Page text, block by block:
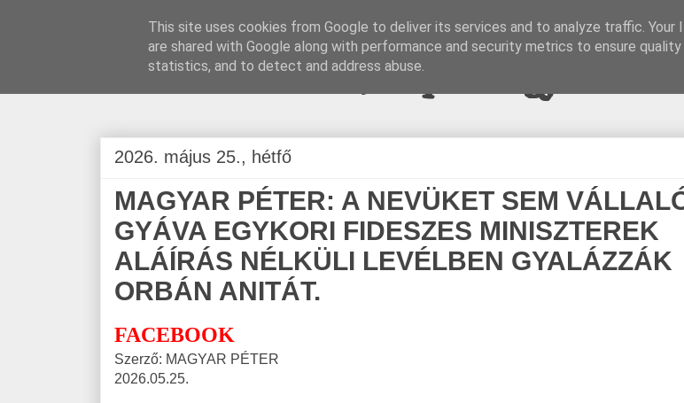
BLOGÁSZAT, napi blogjava
2026. május 25., hétfő
MAGYAR PÉTER: A NEVÜKET SEM
GYÁVA EGYKORI FIDESZES MINISZTEREK
ALÁÍRÁS NÉLKÜLI LEVÉLBEN GYALÁZZÁK
ORBÁN ANITÁT.
FACEBOOK
Szerző: MAGYAR PÉTER
2026.05.25.
This site uses cookies from Google to deliver its services and to analyze traffic. Your
are shared with Google along with performance and security metrics to ensure
statistics, and to detect and address abuse.